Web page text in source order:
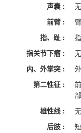
声囊 :
前臂 :
指、趾 :
指关节下瘤 :
内、外掌突 :
第二性征 :
雄性线 :
后肢 :